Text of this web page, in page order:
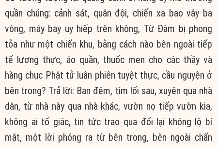
quần chúng: cảnh sát, quân đội, chiến xa bao vây ba
vòng, máy bay uy hiếp trên không, Từ Đàm bị phong
tỏa như một chiến khu, bằng cách nào bên ngoài tiếp
tế lương thực, áo quần, thuốc men cho các thầy và
hàng chục Phật tử luân phiên tuyệt thực, cầu nguyện ở
bên trong? Trả lời: Ban đêm, tìm lối sau, xuyên qua nhà
dân, từ nhà này qua nhà khác, vườn nọ tiếp vườn kia,
không ai tố giác, tin tức trao qua đổi lại không lộ bí
mật, một lời phóng ra từ bên trong, bên ngoài chấn